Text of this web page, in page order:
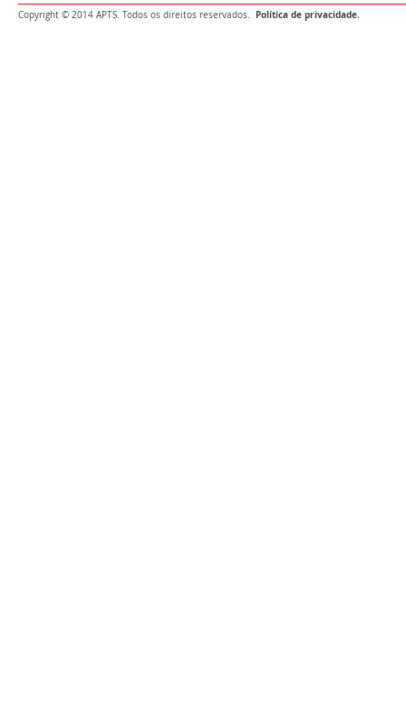
Copyright © 2014 APTS. Todos os direitos reservados. Política de privacidade.